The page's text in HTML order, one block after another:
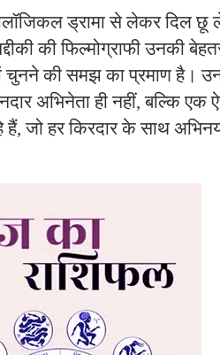
ड्रामा से लेकर दिल छू
की फिल्मोग्राफी उनकी
चुनने की समझ का प्रमाण है।
अभिनेता ही नहीं, बल्कि एक
हैं, जो हर किरदार के साथ